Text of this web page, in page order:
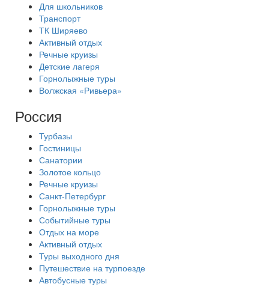
Для школьников
Транспорт
ТК Ширяево
Активный отдых
Речные круизы
Детские лагеря
Горнолыжные туры
Волжская «Ривьера»
Россия
Турбазы
Гостиницы
Санатории
Золотое кольцо
Речные круизы
Санкт-Петербург
Горнолыжные туры
Событийные туры
Отдых на море
Активный отдых
Туры выходного дня
Путешествие на турпоезде
Автобусные туры